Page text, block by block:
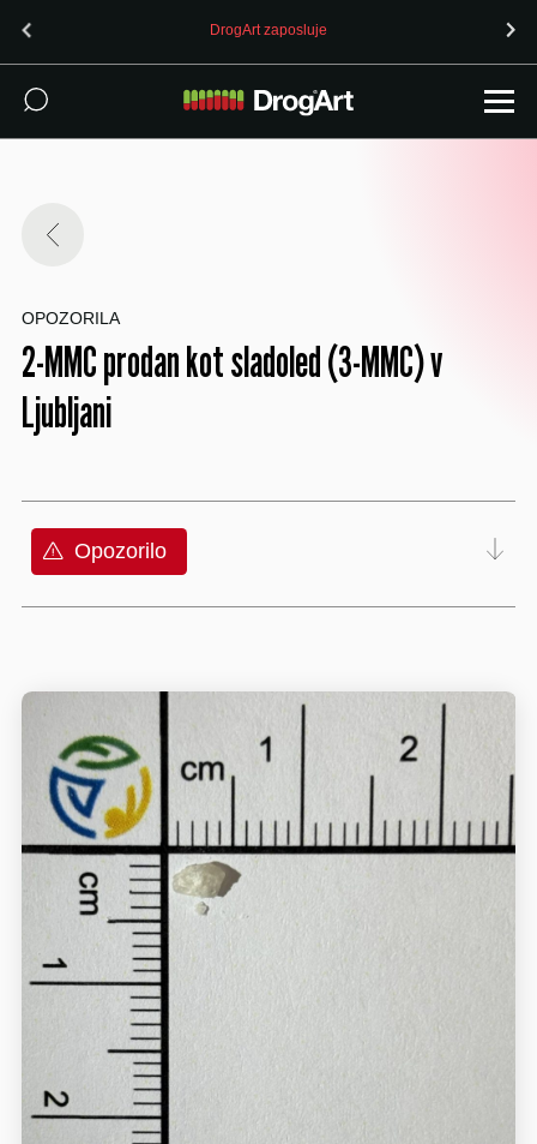
DrogArt zaposluje
OPOZORILA
2-MMC prodan kot sladoled (3-MMC) v
Ljubljani
Opozorilo